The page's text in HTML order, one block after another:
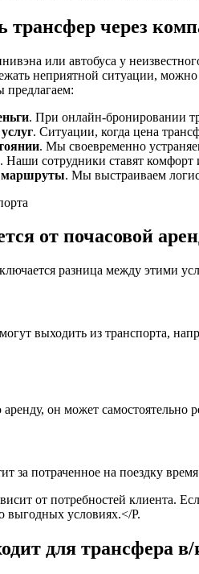
трансфер через
или автобуса у
неприятной ситуации,
предлагаем:
. При онлайн-бронировании
. Ситуации, когда цена
. Мы своевременно
. Наши сотрудники ставят комфорт
маршруты. Мы выстраиваем
от почасовой
разница между этими
выходить из транспорта,
он может самостоятельно
за потраченное на поездку
от потребностей клиента.
выгодных условиях.</P.
для трансфера в/